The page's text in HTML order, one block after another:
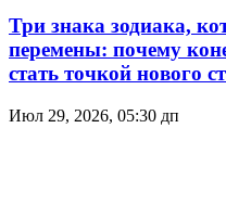
Три знака зодиака,
перемены: почему
стать точкой нового
Июл 29, 2026, 05:30 дп